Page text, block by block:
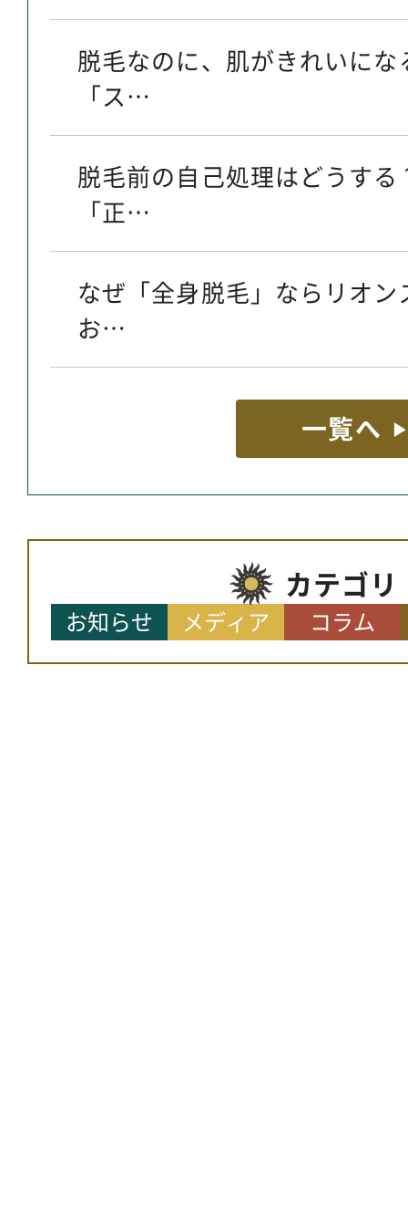
脱毛なのに、肌がきれいに
「ス…
脱毛前の自己処理はどうす
「正…
なぜ「全身脱毛」ならリオ
お…
一覧へ
カテゴリ
お知らせ メディア コラム